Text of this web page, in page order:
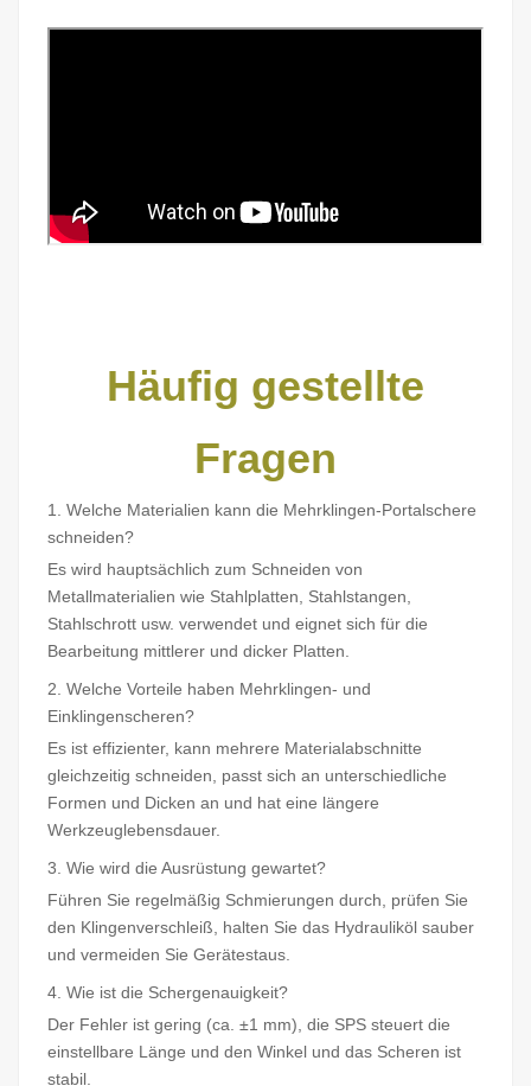
Häufig gestellte
Fragen
1. Welche Materialien kann die Mehrklingen-Portalschere
schneiden?
Es wird hauptsächlich zum Schneiden von
Metallmaterialien wie Stahlplatten, Stahlstangen,
Stahlschrott usw. verwendet und eignet sich für die
Bearbeitung mittlerer und dicker Platten.
2. Welche Vorteile haben Mehrklingen- und
Einklingenscheren?
Es ist effizienter, kann mehrere Materialabschnitte
gleichzeitig schneiden, passt sich an unterschiedliche
Formen und Dicken an und hat eine längere
Werkzeuglebensdauer.
3. Wie wird die Ausrüstung gewartet?
Führen Sie regelmäßig Schmierungen durch, prüfen Sie
den Klingenverschleiß, halten Sie das Hydrauliköl sauber
und vermeiden Sie Gerätestaus.
4. Wie ist die Schergenauigkeit?
Der Fehler ist gering (ca. ±1 mm), die SPS steuert die
einstellbare Länge und den Winkel und das Scheren ist
stabil.